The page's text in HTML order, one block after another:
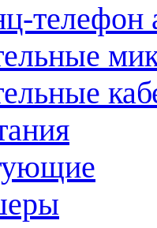
телефон